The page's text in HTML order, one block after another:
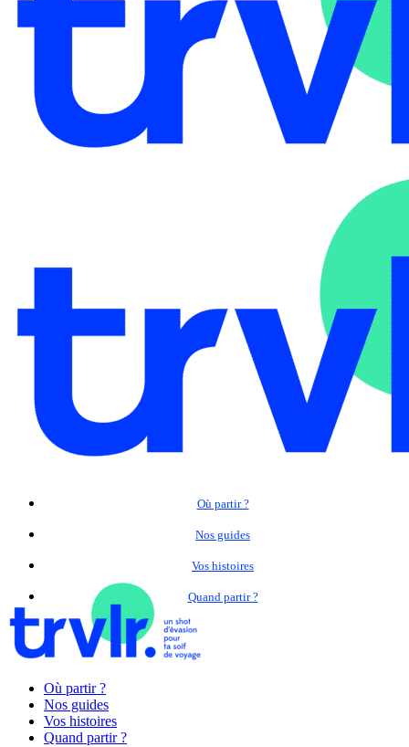
Où partir ?
Nos guides
Vos histoires
Quand partir ?
Où partir ?
Nos guides
Vos histoires
Quand partir ?